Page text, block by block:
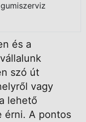
és a
szó út
vagy
lehető
érni. A pontos